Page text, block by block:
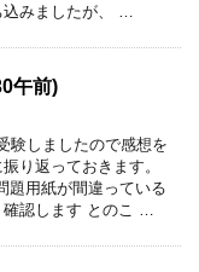
みましたが、 …
午前)
験しましたので感想を
り返っておきます。
題用紙が間違っている
認します とのこ …